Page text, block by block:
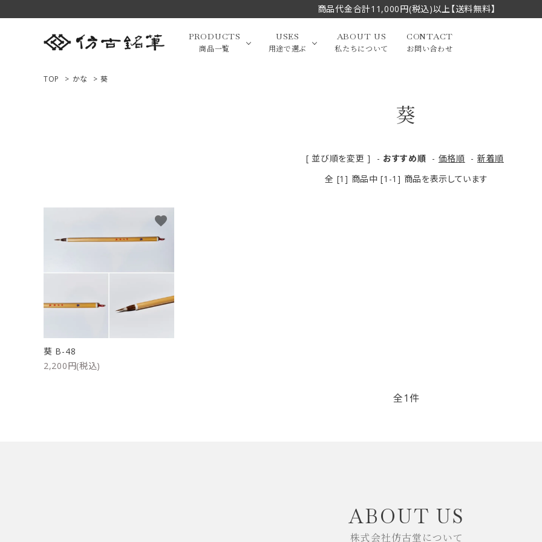
商品代金合計11,000円(税込)以上【送料無料】
PRODUCTS
商品一覧
大中筆（半切・条幅以
小筆
限定品・セット品
USES
用途で選ぶ
写経・御朱印 画筆・絵てがみ
贈り物（限定セット） 洗浄剤・その他
ABOUT US
私たちについて
CONTACT
お問い合わせ
商品一覧
用途で選ぶ
ご利用ガイド
特定商取引法について
TOP > かな > 葵
葵
[ 並び順を変更 ] - おすすめ順 - 価格順 - 新着順
全 [1] 商品中 [1-1] 商品を表示しています
葵 B-48
2,200円(税込)
favorite
全1件
ABOUT US
株式会社仿古堂について